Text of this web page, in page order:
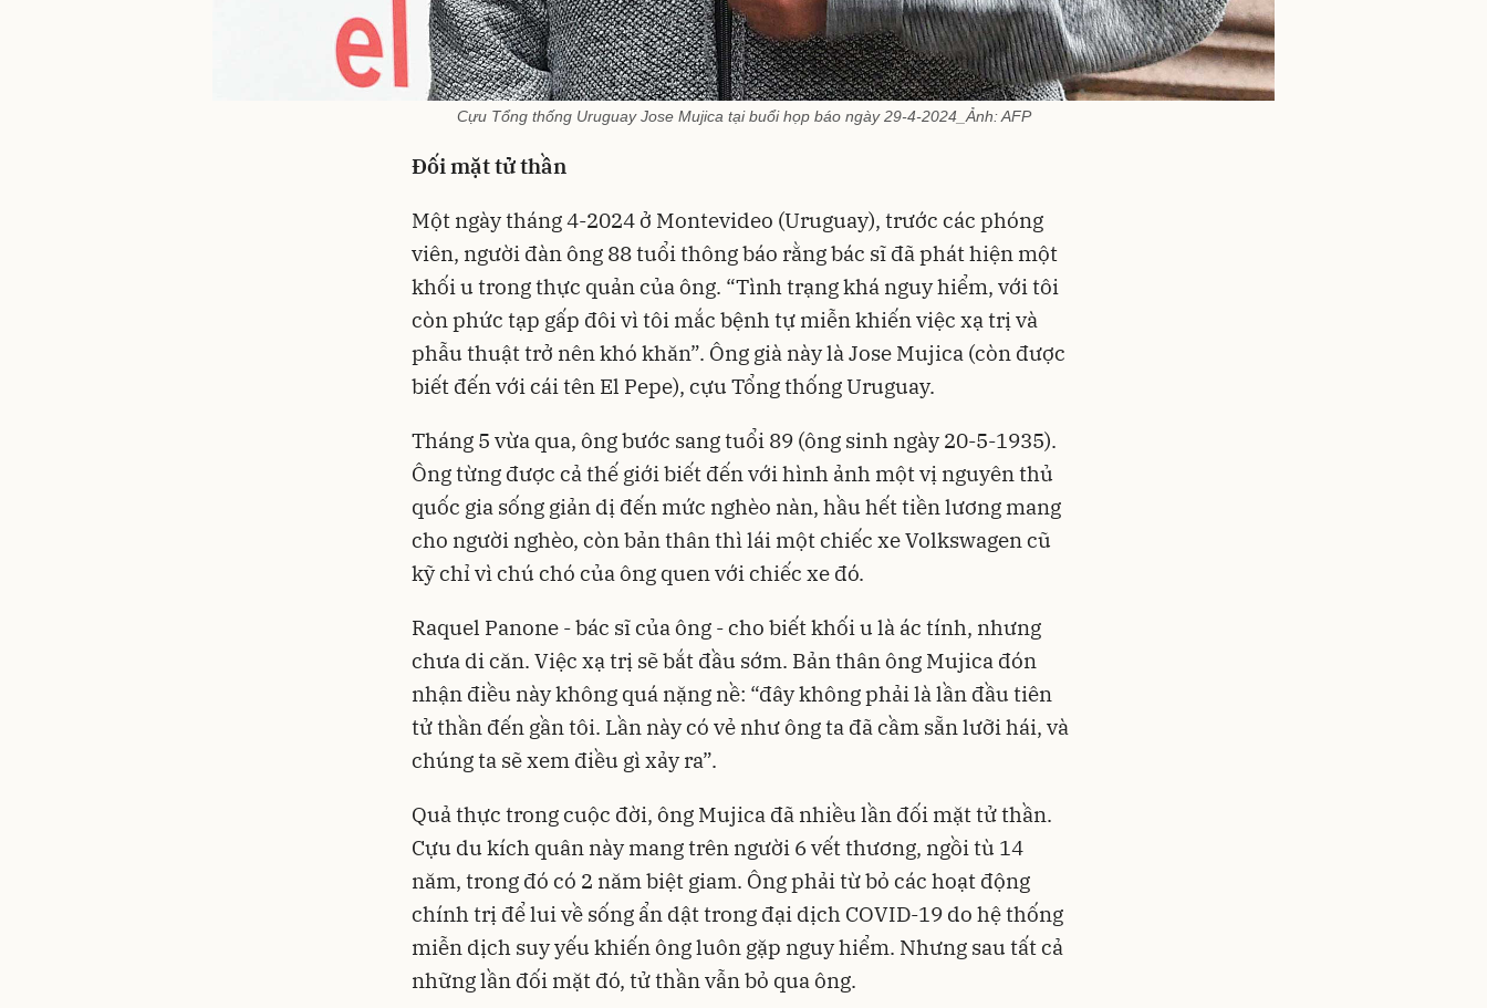
Cựu Tổng thống Uruguay Jose Mujica tại buổi họp báo ngày 29-4-2024_Ảnh: AFP
Đối mặt tử thần
Một ngày tháng 4-2024 ở Montevideo (Uruguay), trước các phóng
viên, người đàn ông 88 tuổi thông báo rằng bác sĩ đã phát hiện một
khối u trong thực quản của ông. “Tình trạng khá nguy hiểm, với tôi
còn phức tạp gấp đôi vì tôi mắc bệnh tự miễn khiến việc xạ trị và
phẫu thuật trở nên khó khăn”. Ông già này là Jose Mujica (còn được
biết đến với cái tên El Pepe), cựu Tổng thống Uruguay.
Tháng 5 vừa qua, ông bước sang tuổi 89 (ông sinh ngày 20-5-1935).
Ông từng được cả thế giới biết đến với hình ảnh một vị nguyên thủ
quốc gia sống giản dị đến mức nghèo nàn, hầu hết tiền lương mang
cho người nghèo, còn bản thân thì lái một chiếc xe Volkswagen cũ
kỹ chỉ vì chú chó của ông quen với chiếc xe đó.
Raquel Panone - bác sĩ của ông - cho biết khối u là ác tính, nhưng
chưa di căn. Việc xạ trị sẽ bắt đầu sớm. Bản thân ông Mujica đón
nhận điều này không quá nặng nề: “đây không phải là lần đầu tiên
tử thần đến gần tôi. Lần này có vẻ như ông ta đã cầm sẵn lưỡi hái, và
chúng ta sẽ xem điều gì xảy ra”.
Quả thực trong cuộc đời, ông Mujica đã nhiều lần đối mặt tử thần.
Cựu du kích quân này mang trên người 6 vết thương, ngồi tù 14
năm, trong đó có 2 năm biệt giam. Ông phải từ bỏ các hoạt động
chính trị để lui về sống ẩn dật trong đại dịch COVID-19 do hệ thống
miễn dịch suy yếu khiến ông luôn gặp nguy hiểm. Nhưng sau tất cả
những lần đối mặt đó, tử thần vẫn bỏ qua ông.